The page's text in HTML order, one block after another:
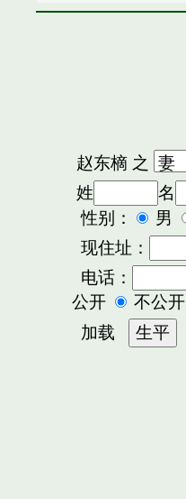
赵东樀之
姓
名
性别：
男
现住址：
电话：
公开
不公开
加载